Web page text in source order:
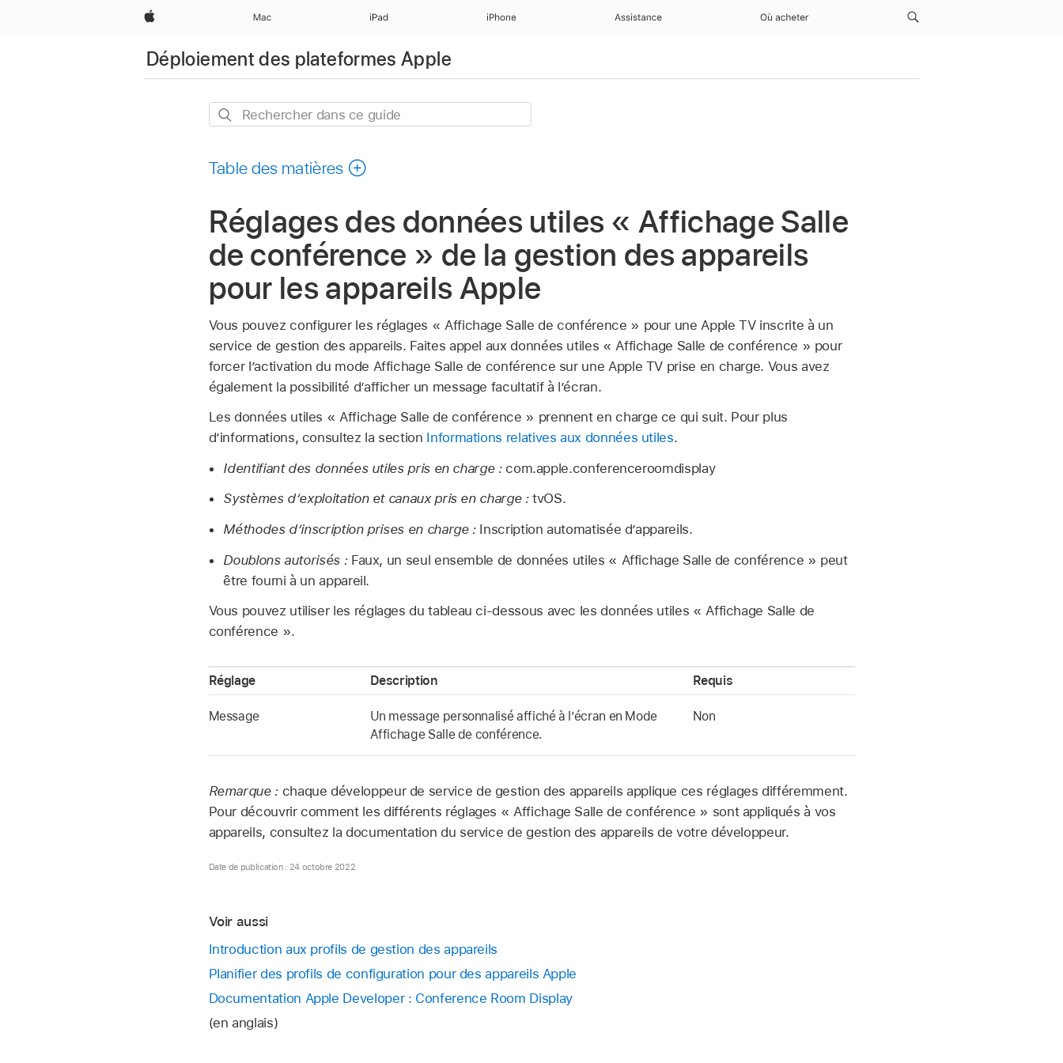
Apple Mac iPad iPhone Assistance Où acheter
Déploiement des plateformes Apple
Rechercher
guide
Table des matières
Réglages des données utiles « Affichage Salle
de conférence » de la gestion des appareils
pour les appareils Apple
Vous pouvez configurer les réglages « Affichage Salle de conférence » pour une Apple TVinscrite à un
service de gestion des appareils. Faites appel aux données utiles « Affichage Salle de conférence » pour
forcer l’activation du mode Affichage Salle de conférence sur une Apple TV prise en charge. Vous avez
également la possibilité d’afficher un message facultatif à l’écran.
Les données utiles « Affichage Salle de conférence » prennent en charge ce qui suit. Pour plus
d’informations, consultez la section Informations relatives aux données utiles.
Identifiant des données utiles pris en charge :com.apple.conferenceroomdisplay
Systèmes d’exploitation et canaux pris en charge :tvOS.
Méthodes d’inscription prises en charge :Inscription automatisée d’appareils.
Doublons autorisés :Faux, un seul ensemble de données utiles « Affichage Salle de conférence » peut
être fourni à un appareil.
Vous pouvez utiliser les réglages du tableau ci-dessous avec les données utiles « Affichage Salle de
conférence ».
Réglage Description Requis
Message
Un message personnalisé affiché à l’écran en Mode
Affichage Salle de conférence.
Non
Remarque : chaque développeur de service de gestion des appareils applique ces réglages différemment.
Pour découvrir comment les différents réglages « Affichage Salle de conférence » sont appliqués à vos
appareils, consultez la documentation du service de gestion des appareils de votre développeur.
Date de publication : 24 octobre 2022
Voir aussi
Introduction aux profils de gestion des appareils
Planifier des profils de configuration pour des appareils Apple
Documentation Apple Developer : Conference Room Display
(en anglais)